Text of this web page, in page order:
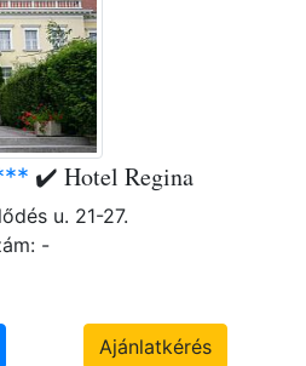
✔️ Hotel Regina
u. 21-27.
-
Ajánlatkérés